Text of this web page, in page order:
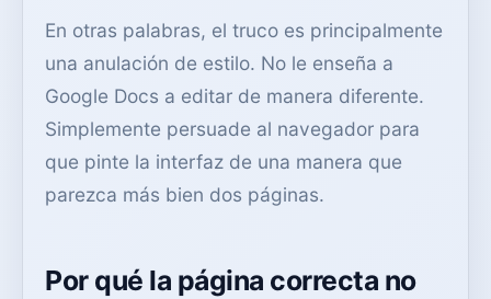
En otras palabras, el truco es principalmente
una anulación de estilo. No le enseña a
Google Docs a editar de manera diferente.
Simplemente persuade al navegador para
que pinte la interfaz de una manera que
parezca más bien dos páginas.
Por qué la página correcta no